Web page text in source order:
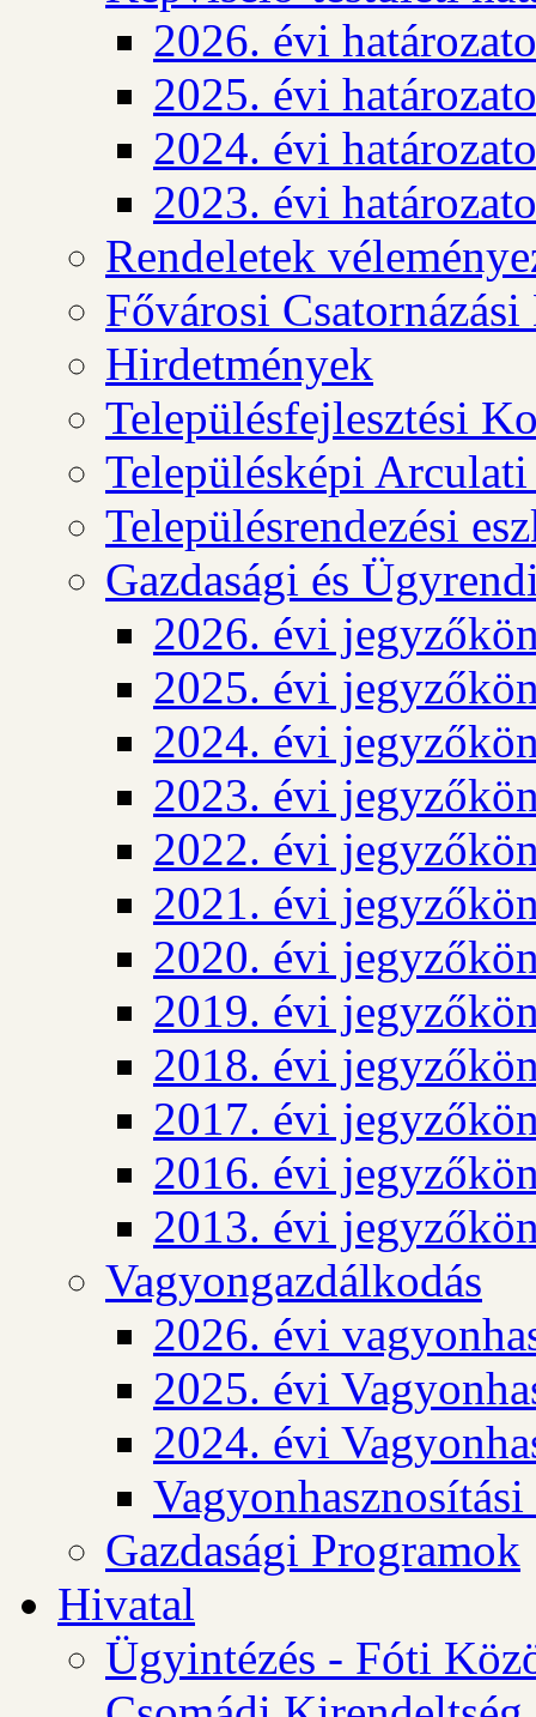
2026. évi
2025. évi
2024. évi
2023. évi
Rendeletek
Fővárosi
Hirdetmények
Településfejlesztési
Településképi
Településrendezési
Gazdasági és
2026. évi
2025. évi
2024. évi
2023. évi
2022. évi
2021. évi
2020. évi
2019. évi
2018. évi
2017. évi
2016. évi
2013. évi
Vagyongazdálkodás
2026. évi
2025. évi
2024. évi
Gazdasági Programok
Hivatal
Ügyintézés - Fóti